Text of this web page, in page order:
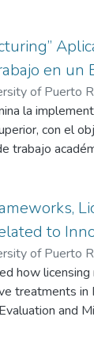
en un
of Puerto
la
con el
trabajo
diseño de
visual y
de
no
to
of Puerto
how
treatments
and
pathways